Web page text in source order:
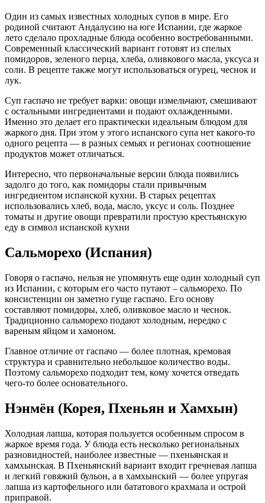
Один из самых известных холодных супов в мире. Его
родиной считают Андалусию на юге Испании, где жаркое
лето сделало прохладные блюда особенно востребованными.
Современный классический вариант готовят из спелых
помидоров, зеленого перца, хлеба, оливкового масла, уксуса и
соли. В рецепте также могут использоваться огурец, чеснок и
лук.
Суп гаспачо не требует варки: овощи измельчают, смешивают
с остальными ингредиентами и подают охлажденными.
Именно это делает его практически идеальным блюдом для
жаркого дня. При этом у этого испанского супа нет какого-то
одного рецепта — в разных семьях и регионах соотношение
продуктов может отличаться.
Интересно, что первоначальные версии блюда появились
задолго до того, как помидоры стали привычным
ингредиентом испанской кухни. В старых рецептах
использовались хлеб, вода, масло, уксус и соль. Позднее
томаты и другие овощи превратили простую крестьянскую
еду в символ испанской кухни
Сальморехо (Испания)
Говоря о гаспачо, нельзя не упомянуть еще один холодный суп
из Испании, с которым его часто путают – сальморехо. По
консистенции он заметно гуще гаспачо. Его основу
составляют помидоры, хлеб, оливковое масло и чеснок.
Традиционно сальморехо подают холодным, нередко с
вареным яйцом и хамоном.
Главное отличие от гаспачо — более плотная, кремовая
структура и сравнительно небольшое количество воды.
Поэтому сальморехо подходит тем, кому хочется отведать
чего-то более основательного.
Нэнмён (Корея, Пхеньян и Хамхын)
Холодная лапша, которая пользуется особенным спросом в
жаркое время года. У блюда есть несколько региональных
разновидностей, наиболее известные — пхеньянская и
хамхынская. В Пхеньянский вариант входит гречневая лапша
и легкий говяжий бульон, а в хамхынский — более упругая
лапша из картофельного или бататового крахмала и острой
приправой.